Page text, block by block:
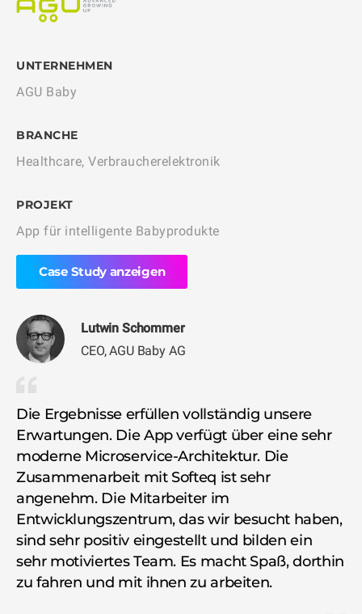
UNTERNEHMEN
AGU Baby
BRANCHE
Healthcare, Verbraucherelektronik
PROJEKT
App für intelligente Babyprodukte
Case Study anzeigen
Lutwin Schommer
CEO, AGU Baby AG
Die Ergebnisse erfüllen vollständig unsere
Erwartungen. Die App verfügt über eine sehr
moderne Microservice-Architektur. Die
Zusammenarbeit mit Softeq ist sehr
angenehm. Die Mitarbeiter im
Entwicklungszentrum, das wir besucht haben,
sind sehr positiv eingestellt und bilden ein
sehr motiviertes Team. Es macht Spaß, dorthin
zu fahren und mit ihnen zu arbeiten.